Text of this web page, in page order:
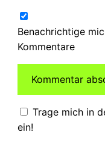
Benachrichtige
Kommentare
Trage mich in
ein!